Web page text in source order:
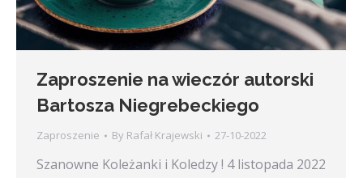
Zaproszenie na wieczór autorski
Bartosza Niegrebeckiego
Zaproszenie By Rafał Krajewski 27-10-2022
Szanowne Koleżanki i Koledzy ! 4 listopada 2022